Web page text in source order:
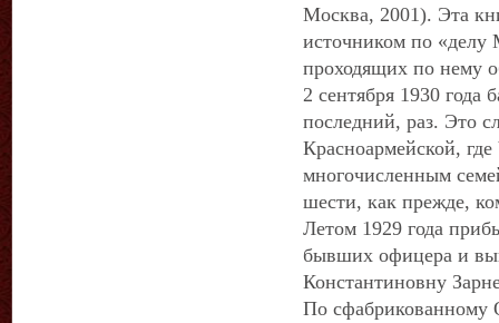
Москва, 2001). Эта
источником по «делу
проходящих по нему
2 сентября 1930 года
последний, раз. Это
Красноармейской,
многочисленным
шести, как прежде,
Летом 1929 года
бывших офицера и
Константиновну
По сфабрикованному